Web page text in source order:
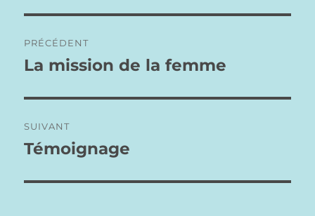
de
PRÉCÉDENT
Publication
La mission de la femme
SUIVANT
Publication
Témoignage